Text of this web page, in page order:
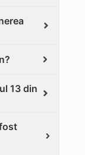
13 din